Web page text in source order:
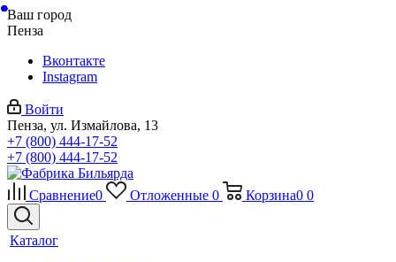
Ваш город
Пенза
Вконтакте
Instagram
Войти
Пенза, ул. Измайлова, 13
+7 (800) 444-17-52
+7 (800) 444-17-52
Сравнение0 Отложенные 0 Корзина0 0
Каталог